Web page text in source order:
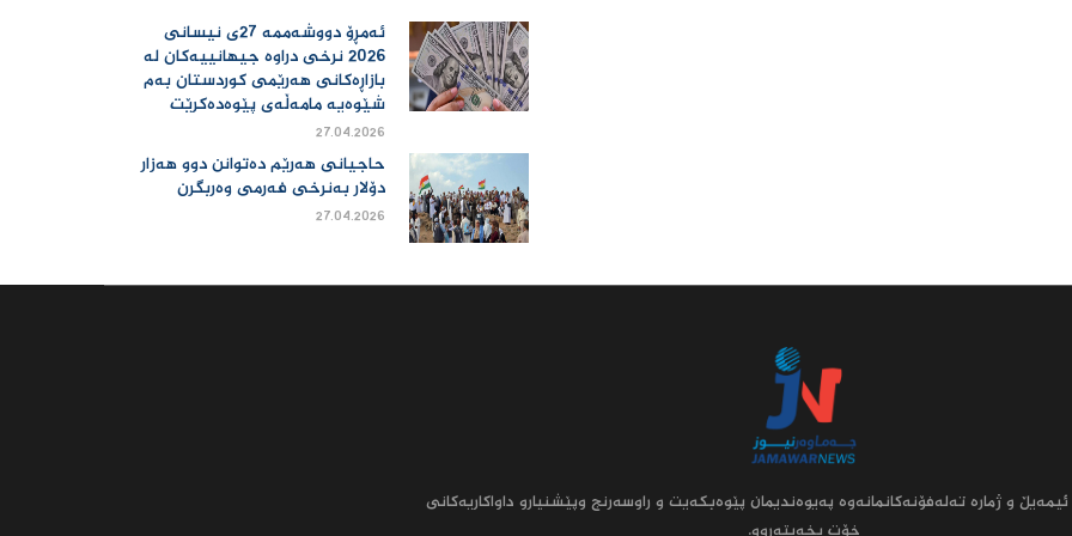
ئەمڕۆ دووشەممە 27ی نیسانی
2026 نرخی دراوە جیهانییەكان لە
بازاڕەكانی هەرێمی كوردستان بەم
شێوەیە مامەڵەی پێوەدەكرێت
27.04.2026
حاجیانی هەرێم دەتوانن دوو هەزار
دۆلار بەنرخی فەرمی وەربگرن
27.04.2026
و ژماره‌ ته‌له‌فۆنه‌کانمانه‌وه‌ په‌یوه‌ندیمان پێوه‌بکه‌یت و راوسه‌رنج وپێشنیارو داواکاریه‌کانى
خۆت بخه‌یته‌روو.